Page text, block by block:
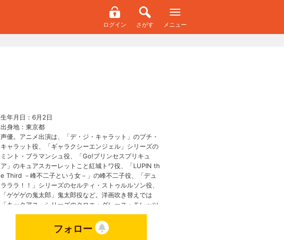
ログイン さがす メニュー
生年月日：6月2日
出身地：東京都
声優。アニメ出演は、「デ・ジ・キャラット」のプチ・
キャラット役、「ギャラクシーエンジェル」シリーズの
ミント・ブラマンシュ役、「Go!プリンセスプリキュ
ア」のキュアスカーレットこと紅城トワ役、「LUPIN th
e Third －峰不二子という女－」の峰不二子役、「デュ
ラララ！！」シリーズのセルティ・ストゥルルソン役、
「ゲゲゲの鬼太郎」鬼太郎役など。洋画吹き替えでは
「キックアス」シリーズのクロエ・グレース・モレッツ
を担当。ゲームでは「ストリートファイターⅣ」のキャ
ミィ役、PS版ゲーム「テイルズ オブ エクシリア」のミ
ラ＝マクスウェル役などを担当。趣味は読書。
フォロー